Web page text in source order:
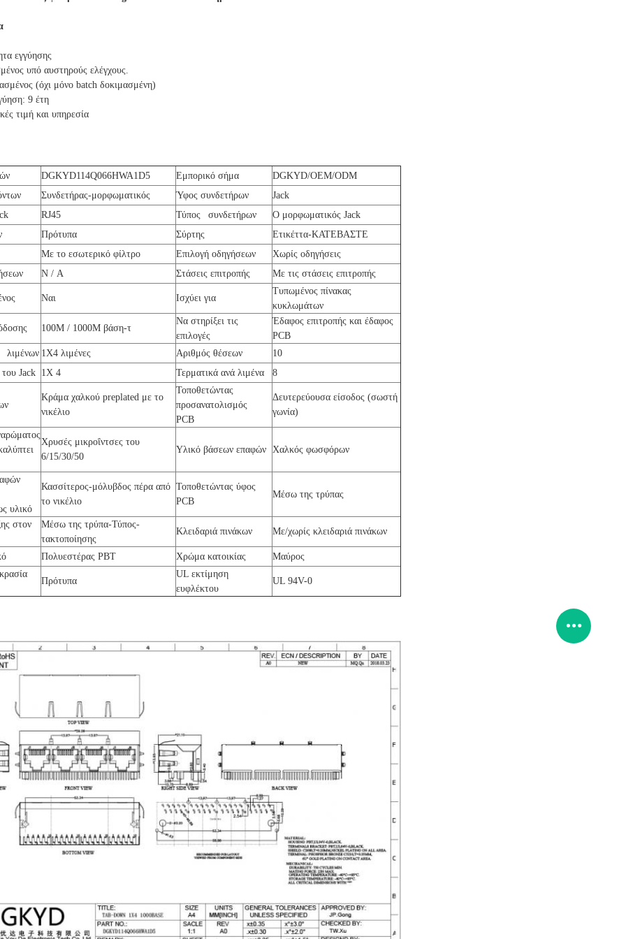
εγγύησης
υπό αυστηρούς ελέγχους.
(όχι μόνο batch δοκιμασμένη)
9 έτη
τιμή και υπηρεσία
DGKYD114Q066HWA1D5 Εμπορικό σήμα
DGKYD/OEM/ODM
Συνδετήρας-μορφωματικός Ύφος συνδετήρων
Jack
RJ45 Τύπος συνδετήρων
Ο μορφωματικός Jack
Πρότυπα Σύρτης
Ετικέττα-ΚΑΤΕΒΑΣΤΕ
Με το εσωτερικό φίλτρο
Επιλογή οδηγήσεων
Χωρίς οδηγήσεις
N / Α Στάσεις επιτροπής Με τις στάσεις επιτροπής
Ναι Ισχύει για
Τυπωμένος πίνακας
κυκλωμάτων
100M / 1000M βάση-τ
Να στηρίξει τις
επιλογές
Έδαφος επιτροπής και έδαφος
PCB
λιμένων 1X4 λιμένες Αριθμός θέσεων
10
Jack
1X 4 Τερματικά ανά λιμένα 8
Κράμα χαλκού preplated με το
νικέλιο
Τοποθετώντας
προσανατολισμός
PCB
Δευτερεύουσα είσοδος (σωστή
γωνία)
Χρυσές μικροΐντσες του
6/15/30/50
Υλικό βάσεων επαφών Χαλκός φωσφόρων
υλικό
Κασσίτερος-μόλυβδος πέρα από
το νικέλιο
Τοποθετώντας ύφος
PCB
Μέσω της τρύπας
στον
Μέσω της τρύπα-Τύπος-
τακτοποίησης
Κλειδαριά πινάκων Με/χωρίς κλειδαριά πινάκων
Πολυεστέρας PBT Χρώμα κατοικίας
Μαύρος
Πρότυπα
UL εκτίμηση
ευφλέκτου
UL 94V-0